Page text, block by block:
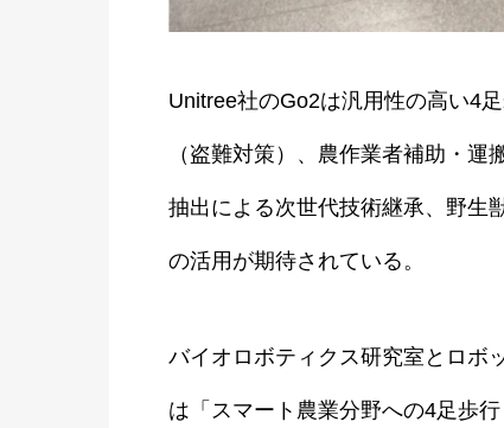
Unitree社のGo2は汎用性の高い4
（盗難対策）、農作業者補助・
抽出による次世代技術継承、野生
の活用が期待されている。
バイオロボティクス研究室とロボ
は「スマート農業分野への4足歩